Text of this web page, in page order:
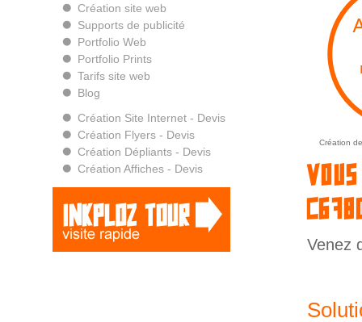
Création site web
Supports de publicité
Portfolio Web
Portfolio Prints
Tarifs site web
Blog
Création Site Internet - Devis
Création Flyers - Devis
Création Dépliants - Devis
Création Affiches - Devis
Création
Venez